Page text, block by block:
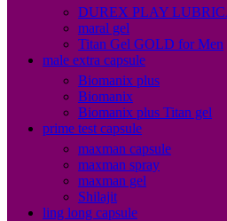
DUREX PLAY
maral gel
Titan Gel GOLD for Men
male extra capsule
Biomanix plus
Biomanix
Biomanix plus Titan gel
prime test capsule
maxman capsule
maxman spray
maxman gel
Shilajit
ling long capsule